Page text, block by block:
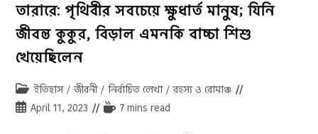
তারারে: পৃথিবীর সবচেয়ে ক্ষুধার্ত মানুষ; যিনি
জীবন্ত কুকুর, বিড়াল এমনকি বাচ্চা শিশু
খেয়েছিলেন
Post
category:
ইতিহাস / জীবনী / নির্বাচিত লেখা / রহস্য ও রোমাঞ্চ
PostApril 11, 2023
Reading7 mins read